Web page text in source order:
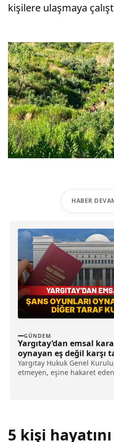
kişilere ulaşmaya
HABER
GÜNDEM
Yargıtay’dan emsal
oynayan eş değil karşı
kusurlu sayıldı
Yargıtay Hukuk Genel
etmeyen, eşine hakaret
5 kişi